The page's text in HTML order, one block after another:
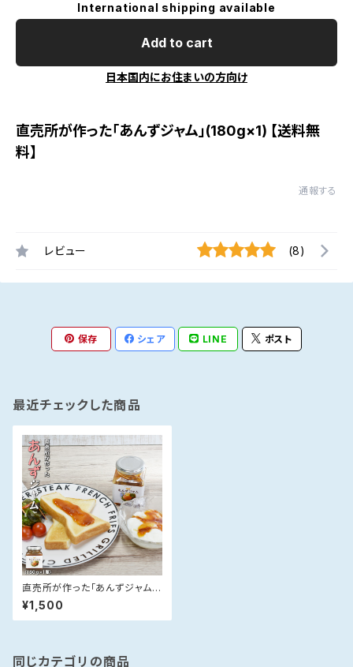
International shipping available
Add to cart
日本国内にお住まいの方向け
直売所が作った「あんずジャム」(180g×1) 【送料無
料】
通報する
レビュー (8)
保存 シェア LINE ポスト
最近チェックした商品
直売所が作った「あんずジャム」
(180g×1)
¥1,500
同じカテゴリの商品